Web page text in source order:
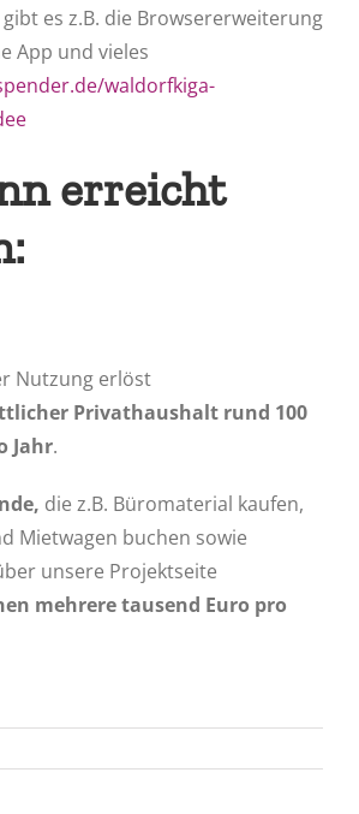
es z.B. die Browsererweiterung
App und vieles
waldorfkiga-
erreicht
Nutzung erlöst
Privathaushalt rund 100
Jahr.
die z.B. Büromaterial kaufen,
Mietwagen buchen sowie
unsere Projektseite
mehrere tausend Euro pro